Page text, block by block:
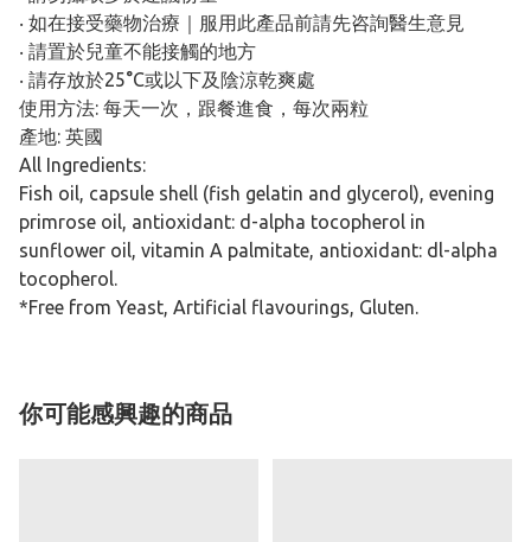
‧ 如在接受藥物治療｜服用此產品前請先咨詢醫生意見
‧ 請置於兒童不能接觸的地方
‧ 請存放於25°C或以下及陰涼乾爽處
使用方法: 每天一次，跟餐進食，每次兩粒
產地: 英國
All Ingredients:
Fish oil, capsule shell (fish gelatin and glycerol), evening
primrose oil, antioxidant: d-alpha tocopherol in
sunflower oil, vitamin A palmitate, antioxidant: dl-alpha
tocopherol.
*Free from Yeast, Artificial flavourings, Gluten.
你可能感興趣的商品